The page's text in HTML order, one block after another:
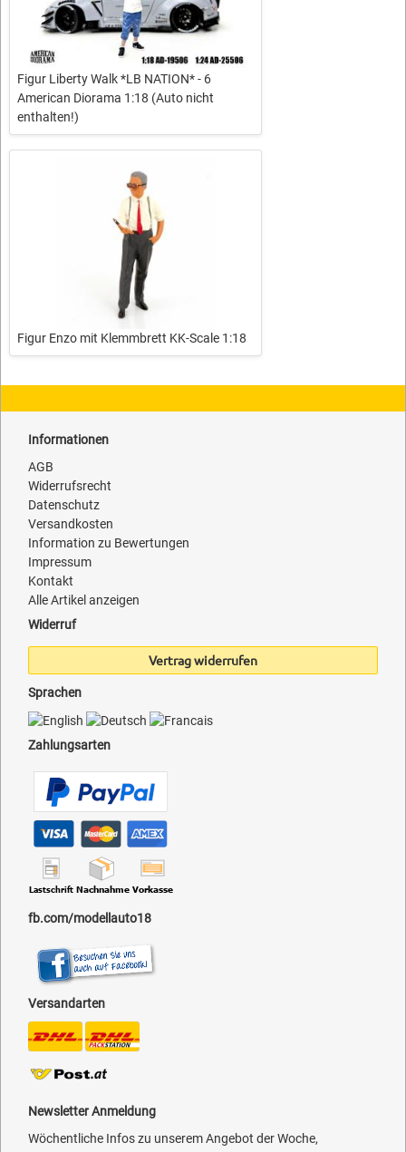
Figur Liberty Walk *LB NATION* - 6
American Diorama 1:18 (Auto nicht
enthalten!)
Figur Enzo mit Klemmbrett KK-Scale 1:18
Informationen
AGB
Widerrufsrecht
Datenschutz
Versandkosten
Information zu Bewertungen
Impressum
Kontakt
Alle Artikel anzeigen
Widerruf
Vertrag widerrufen
Sprachen
Zahlungsarten
fb.com/modellauto18
Versandarten
Newsletter Anmeldung
Wöchentliche Infos zu unserem Angebot der Woche,